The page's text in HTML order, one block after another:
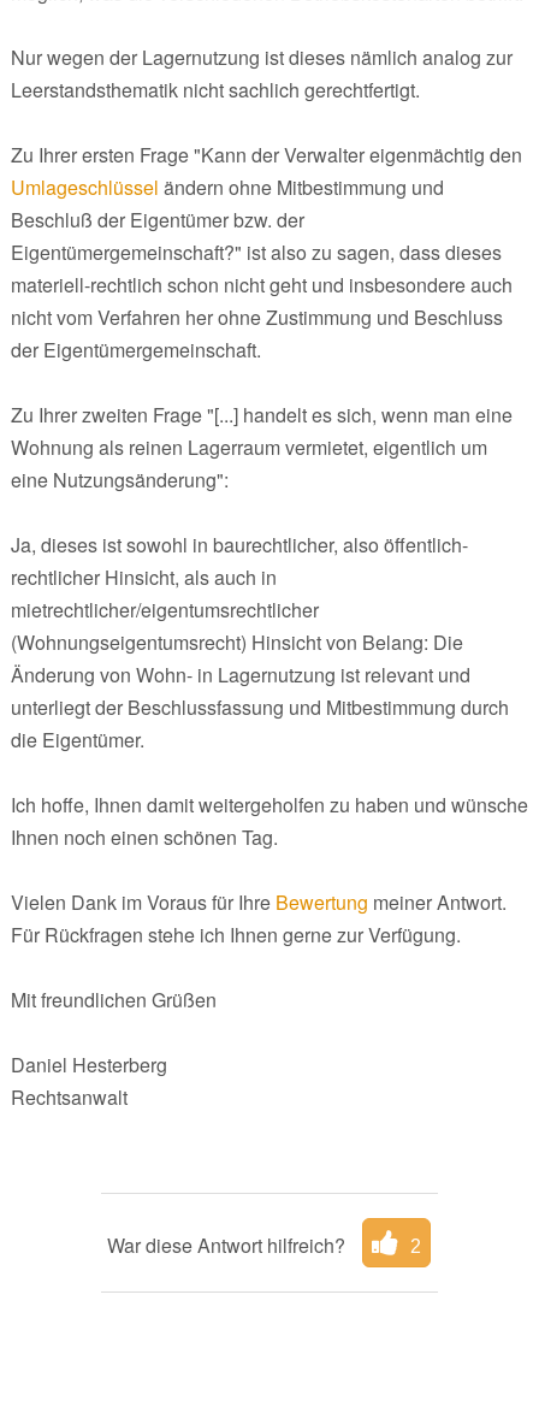
Nur wegen der Lagernutzung ist dieses nämlich analog zur
Leerstandsthematik nicht sachlich gerechtfertigt.
Zu Ihrer ersten Frage "Kann der Verwalter eigenmächtig den
Umlageschlüssel ändern ohne Mitbestimmung und
Beschluß der Eigentümer bzw. der
Eigentümergemeinschaft?" ist also zu sagen, dass dieses
materiell-rechtlich schon nicht geht und insbesondere auch
nicht vom Verfahren her ohne Zustimmung und Beschluss
der Eigentümergemeinschaft.
Zu Ihrer zweiten Frage "[...] handelt es sich, wenn man eine
Wohnung als reinen Lagerraum vermietet, eigentlich um
eine Nutzungsänderung":
Ja, dieses ist sowohl in baurechtlicher, also öffentlich-
rechtlicher Hinsicht, als auch in
mietrechtlicher/eigentumsrechtlicher
(Wohnungseigentumsrecht) Hinsicht von Belang: Die
Änderung von Wohn- in Lagernutzung ist relevant und
unterliegt der Beschlussfassung und Mitbestimmung durch
die Eigentümer.
Ich hoffe, Ihnen damit weitergeholfen zu haben und wünsche
Ihnen noch einen schönen Tag.
Vielen Dank im Voraus für Ihre Bewertung meiner Antwort.
Für Rückfragen stehe ich Ihnen gerne zur Verfügung.
Mit freundlichen Grüßen
Daniel Hesterberg
Rechtsanwalt
War diese Antwort hilfreich? 2